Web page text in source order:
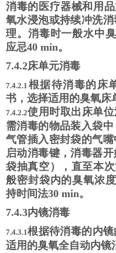
消毒的医疗器械和用
氧水浸泡或持续冲洗
理。消毒时一般水中
应忌40 min。
7.4.2床单元消毒
7.4.2.1 根据待消毒的床
书，选择适用的臭氧床
7.4.2.2使用时取出床单
需消毒的物品装入袋
气管插入密封袋的气
启动消毒键，消毒器
袋抽真空），直至本
般密封袋内的臭氧浓度
持时间法30 min。
7.4.3内镜消毒
7.4.3.1根据待消毒的内
适用的臭氧全自动内镜